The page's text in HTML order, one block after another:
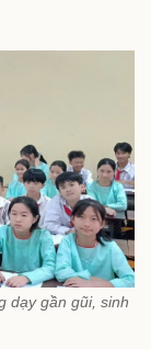
dạy gần gũi, sinh